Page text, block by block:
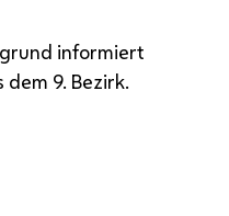
informiert
9. Bezirk.